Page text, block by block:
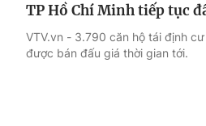
TP Hồ Chí Minh tiếp tục
VTV.vn - 3.790 căn hộ tái định
được bán đấu giá thời gian tới.